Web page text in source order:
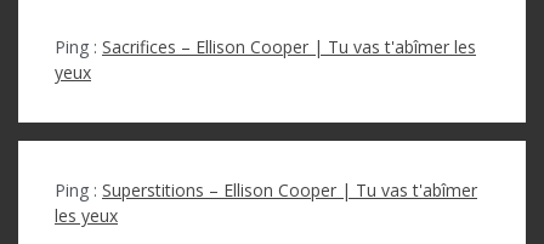
Ping : Sacrifices – Ellison Cooper | Tu vas t'abîmer les
yeux
Ping : Superstitions – Ellison Cooper | Tu vas t'abîmer
les yeux